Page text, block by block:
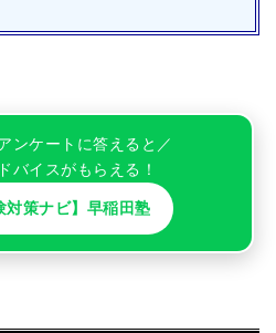
ンケートに答えると／
バイスがもらえる！
対策ナビ】早稲田塾